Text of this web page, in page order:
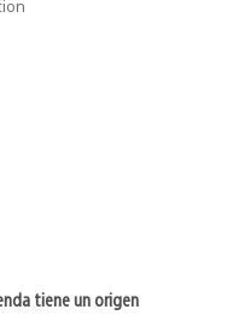
tiene un origen